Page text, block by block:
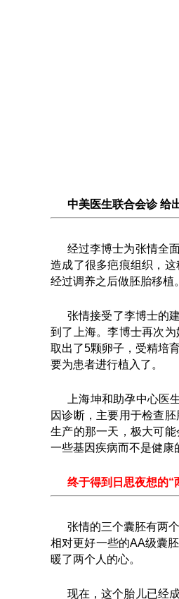
中美医生联合会诊 给
经过李博士为张情全
造成了很多疤痕组织，
经过调养之后做胚胎移植。
张情接受了李博士的
到了上海。李博士再次
取出了5颗卵子，受精培
要为患者进行植入了。
上海坤和助孕中心
因诊断，主要用于检查
生产的那一天，极大可
一些基因疾病而不是健康
终于得到日思夜想的“
张情的三个囊胚有两
相对更好一些的AA级囊
暖了两个人的心。
现在，这个胎儿已经